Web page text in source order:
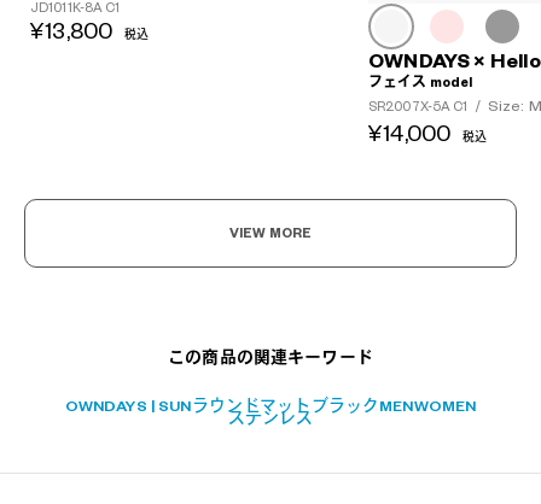
JD1011K-8A C1
¥13,800 税込
OWNDAYS ×
フェイス model
SR2007X-5A C1
/ Size: M
¥14,000 税込
VIEW MORE
この商品の関連キーワード
OWNDAYS | SUNラウンド マットブラック MENWOMEN
ステンレス